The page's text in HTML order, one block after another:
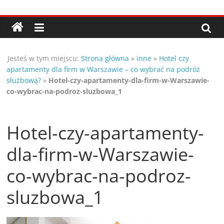
do
treści
Porady,
wskazówki
oraz
ciekawe
rady
–
poznaj
te
Jesteś w tym miejscu: Strona główna » inne » Hotel czy
apartamenty dla firm w Warszawie – co wybrać na podróż
służbową? » Hotel-czy-apartamenty-dla-firm-w-Warszawie-
co-wybrac-na-podroz-sluzbowa_1
Hotel-czy-apartamenty-
dla-firm-w-Warszawie-
co-wybrac-na-podroz-
sluzbowa_1